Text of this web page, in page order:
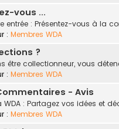
vous ...
entrée : Présentez-vous à la
: Membres WDA
?
être collectionneur, vous
: Membres WDA
- Avis
WDA : Partagez vos idées et
: Membres WDA